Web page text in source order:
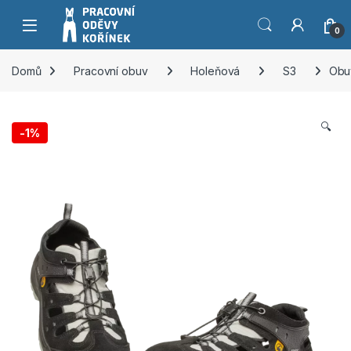
Přeskočit na navigaci
Přeskočit na obsah
0
Domů Pracovní obuv Holeňová S3
-1% 🔍